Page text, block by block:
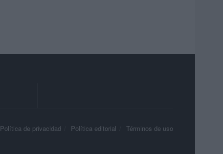
Política de privacidad Política editorial Términos de uso